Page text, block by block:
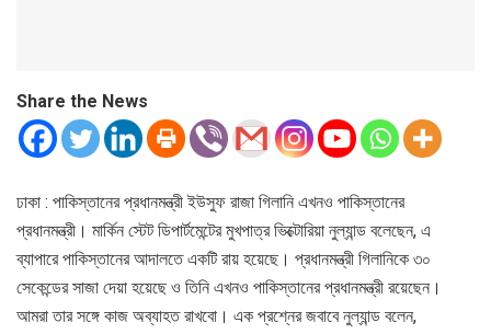
Share the News
ঢাকা : পাকিস্তানের প্রধানমন্ত্রী ইউসুফ রাজা গিলানি এখনও পাকিস্তানের
প্রধানমন্ত্রী। মার্কিন স্টেট ডিপার্টমেন্টের মুখপাত্র ভিক্টোরিয়া নুল্যান্ড বলেছেন, এ
ব্যাপারে পাকিস্তানের আদালতে একটি রায় হয়েছে। প্রধানমন্ত্রী গিলানিকে ৩০
সেকেন্ডের সাজা দেয়া হয়েছে ও তিনি এখনও পাকিস্তানের প্রধানমন্ত্রী রয়েছেন।
আমরা তার সঙ্গে কাজ অব্যাহত রাখবো। এক প্রশ্নের জবাবে নুল্যান্ড বলেন,